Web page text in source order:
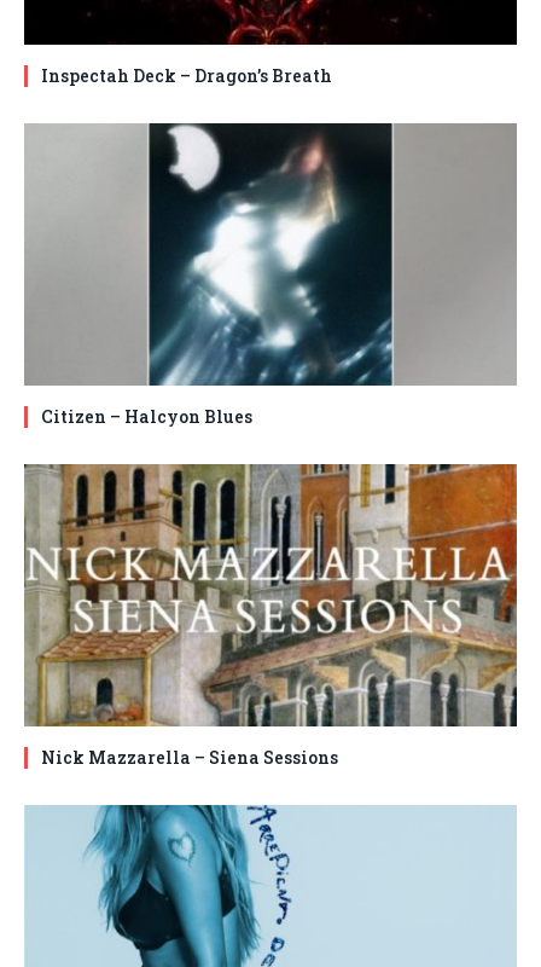
Inspectah Deck – Dragon’s Breath
Citizen – Halcyon Blues
Nick Mazzarella – Siena Sessions